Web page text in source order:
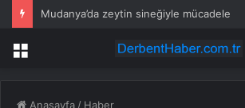
Mudanya’da zeytin sineğiyle mücadele
Menü
Anasayfa / Haber